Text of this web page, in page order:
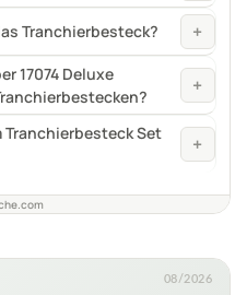
Tranchierbesteck? +
17074 Deluxe
+
Tranchierbesteck Set
+
08/2026